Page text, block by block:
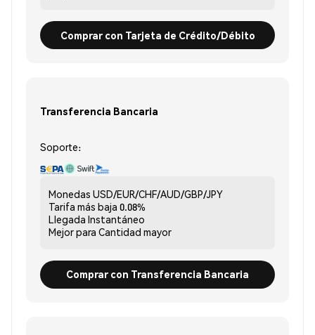
Comprar con Tarjeta de Crédito/Débito
Transferencia Bancaria
Soporte:
Monedas USD/EUR/CHF/AUD/GBP/JPY
Tarifa más baja 0.08%
Llegada Instantáneo
Mejor para Cantidad mayor
Comprar con Transferencia Bancaria